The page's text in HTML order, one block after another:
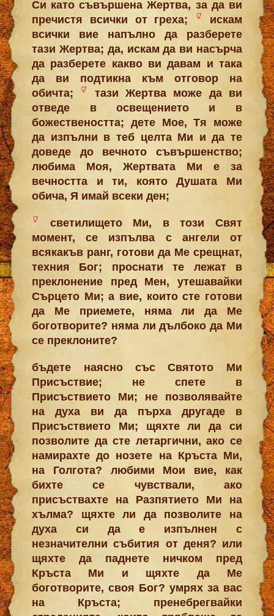
Си като съвършена Жертва, за да ви
пречистя всички от греха;
искам
всички вие напълно да разберете
тази Жертва; да, искам да ви насърча
да разберете какво ви давам и така
да ви подтикна към отговор на
обичта;
тази Жертва може да ви
отведе в освещението и в
божествеността; дете Мое, Тя може
да изпълни в теб целта Ми и да те
доведе до вечното съвършенство;
любима Моя, Жертвата Ми е за
вечността и ти, която Душата Ми
обича, Я имай всеки ден;
светилището Ми, в този Свят
момент, се изпълва с ангели от
всякакъв ранг, готови да Ме срещнат,
техния Бог; проснати те лежат в
преклонение пред Мен, утешавайки
Сърцето Ми; а вие, които сте готови
да Ме приемете, няма ли да Ме
боготворите? няма ли дълбоко да Ми
се преклоните?
бъдете наясно със Святото Ми
Присъствие; не спете в
Присъствието Ми; не позволявайте
на духа ви да пърха другаде в
Присъствието Ми; щяхте ли да си
позволите да сте летаргични, ако се
намирахте до нозете на Кръста Ми,
на Голгота? любими Мои вие, как
бихте се чувствали, ако
присъствахте на Разпятието Ми на
хълма? щяхте ли да позволите на
духа си да е изпълнен с
незначителни събития от деня? или
щяхте да паднете ничком пред
Кръста Ми и щяхте да Ме
боготворите, своя Бог? умрях за вас
на Кръста; пренебрегвайки